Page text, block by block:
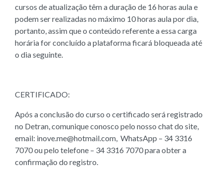
cursos de atualização têm a duração de 16 horas aula e
podem ser realizadas no máximo 10 horas aula por dia,
portanto, assim que o conteúdo referente a essa carga
horária for concluído a plataforma ficará bloqueada até
o dia seguinte.
CERTIFICADO:
Após a conclusão do curso o certificado será registrado
no Detran, comunique conosco pelo nosso chat do site,
email: inove.me@hotmail.com, WhatsApp – 34 3316
7070 ou pelo telefone – 34 3316 7070 para obter a
confirmação do registro.